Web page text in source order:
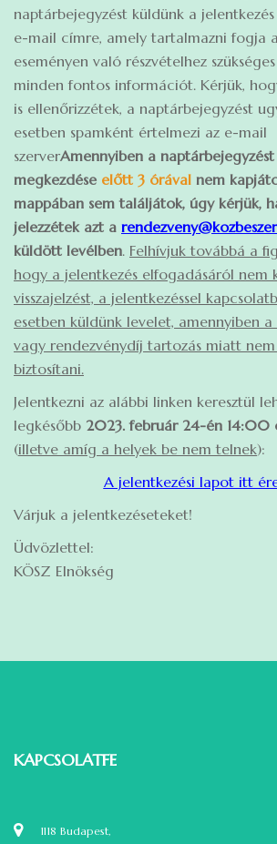
naptárbejegyzést küldünk a
e-mail címre, amely tartalmazni fogja
eseményen való részvételhez
minden fontos információt. Kérjük,
is ellenőrizzétek, a naptárbejegyzést
esetben spamként értelmezi az e-mail
szerverAmennyiben a
megkezdése előtt 3 órával nem
mappában sem találjátok, úgy kérjük,
jelezzétek azt a
küldött levélben. Felhívjuk továbbá a
hogy a jelentkezés elfogadásáról nem
visszajelzést, a jelentkezéssel
esetben küldünk levelet, amennyiben
vagy rendezvénydíj tartozás miatt
biztosítani.
Jelentkezni az alábbi linken keresztül
legkésőbb 2023. február 24-én 14:00
(illetve amíg a helyek be nem telnek):
A jelentkezési lapot itt
Várjuk a jelentkezéseteket!
Üdvözlettel:
KÖSZ Elnökség
KAPCSOLATFELVÉTEL
1118 Budapest,